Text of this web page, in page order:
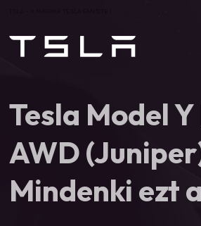
Tesla Model Y
AWD
Mindenki ezt